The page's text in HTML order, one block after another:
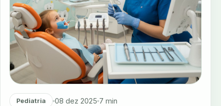
Pediatria 08 dez 2025 7 min